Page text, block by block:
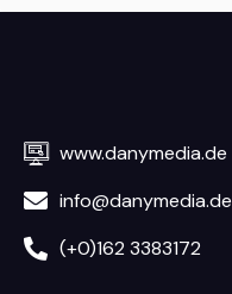
www.danymedia.de
info@danymedia.de
(+0)162 3383172